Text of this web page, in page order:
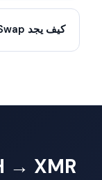
كيف يجد CryptoSwap أفضل سعر؟
XMR?